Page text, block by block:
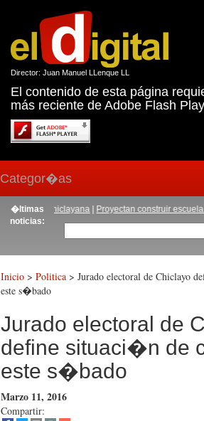
Director: Juan Manuel LLenque LL
El contenido de esta página
más reciente de Adobe Flash
Categor�as
�ltimas
noticias:
chiclayana|Proyectan construir escuela de
Inicio > Politica > Jurado electoral de Chiclayo
este s�bado
Jurado electoral de
define situaci�n de
este s�bado
Marzo 11, 2016
Compartir: